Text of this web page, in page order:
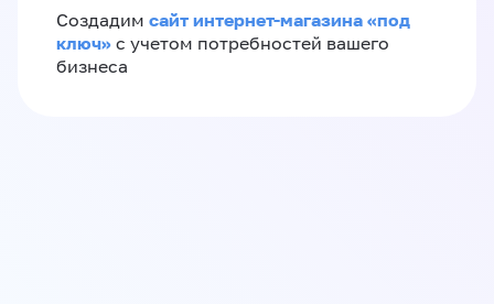
Создадим сайт интернет-магазина «под
ключ» с учетом потребностей вашего
бизнеса